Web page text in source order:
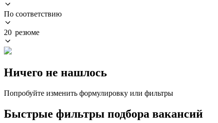
По соответствию
20 резюме
Ничего не нашлось
Попробуйте изменить формулировку или фильтры
Быстрые фильтры подбора вакансий